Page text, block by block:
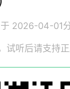
于 2026-04-01
试听后请支持